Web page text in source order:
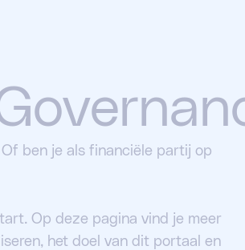
ben je als financiële partij op
Op deze pagina vind je meer
het doel van dit portaal en